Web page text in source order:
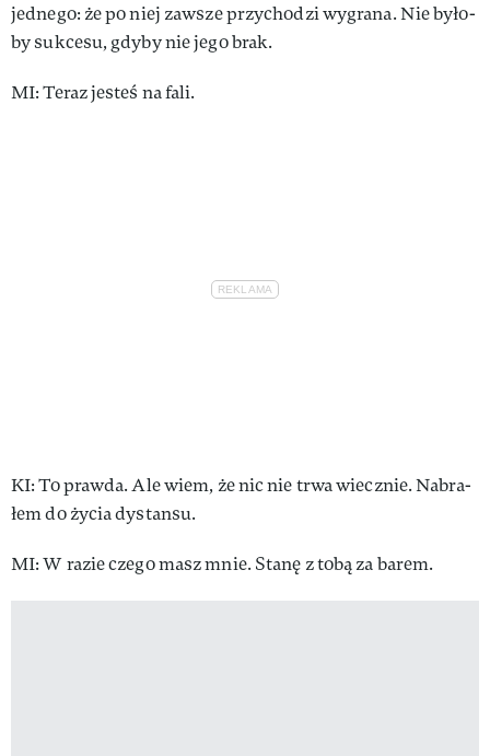
jed­ne­go: że po niej za­wsze przy­cho­dzi wy­gra­na. Nie by­ło­
by suk­ce­su, gdy­by nie je­go brak.
MI: Te­raz je­steś na fa­li.
KI: To praw­da. Ale wiem, że nic nie trwa wiecz­nie. Na­bra­
łem do ży­cia dy­stan­su.
MI: W ra­zie cze­go masz mnie. Sta­nę z to­bą za ba­rem.